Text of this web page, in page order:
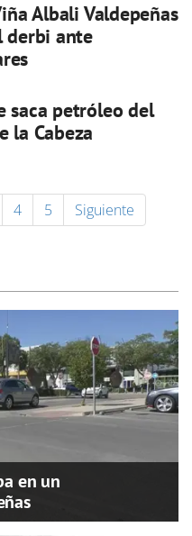
Albali Valdepeñas
derbi ante
saca petróleo del
la Cabeza
4 5 Siguiente
en un